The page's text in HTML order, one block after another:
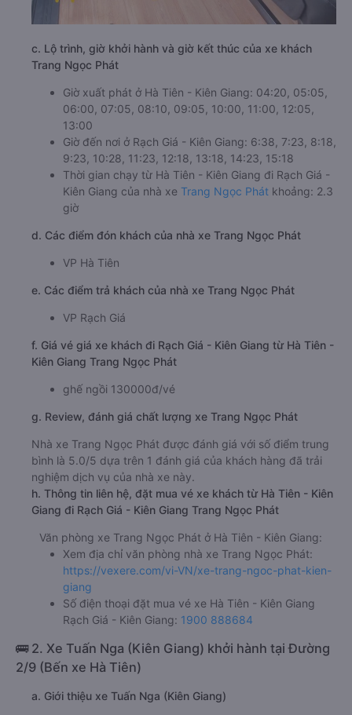
c. Lộ trình, giờ khởi hành và giờ kết thúc của xe khách
Trang Ngọc Phát
Giờ xuất phát ở Hà Tiên - Kiên Giang: 04:20, 05:05,
06:00, 07:05, 08:10, 09:05, 10:00, 11:00, 12:05,
13:00
Giờ đến nơi ở Rạch Giá - Kiên Giang: 6:38, 7:23, 8:18,
9:23, 10:28, 11:23, 12:18, 13:18, 14:23, 15:18
Thời gian chạy từ Hà Tiên - Kiên Giang đi Rạch Giá -
Kiên Giang của nhà xe Trang Ngọc Phát khoảng: 2.3
giờ
d. Các điểm đón khách của nhà xe Trang Ngọc Phát
VP Hà Tiên
e. Các điểm trả khách của nhà xe Trang Ngọc Phát
VP Rạch Giá
f. Giá vé giá xe khách đi Rạch Giá - Kiên Giang từ Hà Tiên -
Kiên Giang Trang Ngọc Phát
ghế ngồi 130000đ/vé
g. Review, đánh giá chất lượng xe Trang Ngọc Phát
Nhà xe Trang Ngọc Phát được đánh giá với số điểm trung
bình là 5.0/5 dựa trên 1 đánh giá của khách hàng đã trải
nghiệm dịch vụ của nhà xe này.
h. Thông tin liên hệ, đặt mua vé xe khách từ Hà Tiên - Kiên
Giang đi Rạch Giá - Kiên Giang Trang Ngọc Phát
Văn phòng xe Trang Ngọc Phát ở Hà Tiên - Kiên Giang:
Xem địa chỉ văn phòng nhà xe Trang Ngọc Phát:
https://vexere.com/vi-VN/xe-trang-ngoc-phat-kien-
giang
Số điện thoại đặt mua vé xe Hà Tiên - Kiên Giang
Rạch Giá - Kiên Giang: 1900 888684
🚌 2. Xe Tuấn Nga (Kiên Giang) khởi hành tại Đường
2/9 (Bến xe Hà Tiên)
a. Giới thiệu xe Tuấn Nga (Kiên Giang)